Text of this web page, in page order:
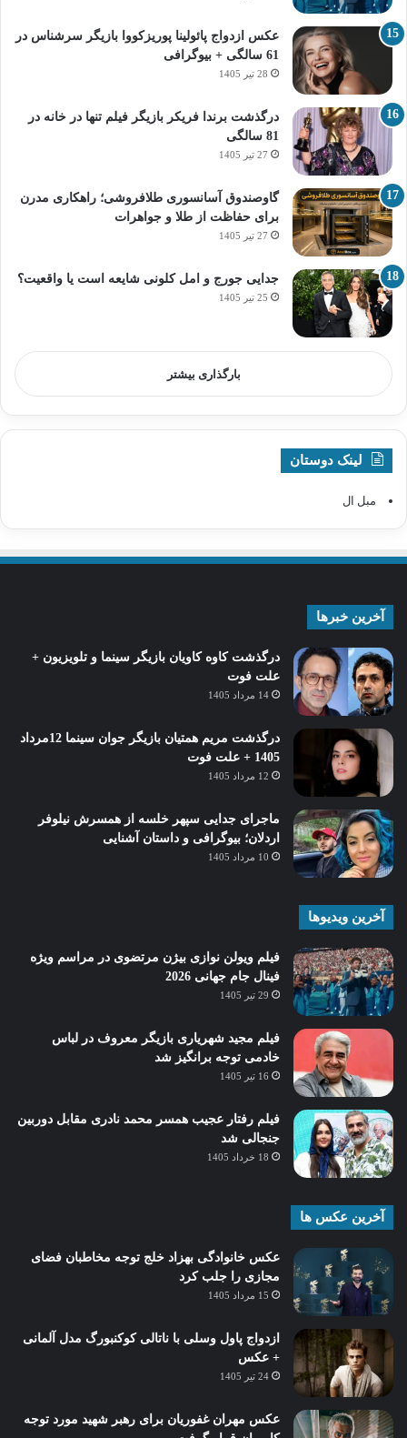
عکس ازدواج پائولینا پوریزکووا بازیگر سرشناس در
61 سالگی + بیوگرافی
28 تیر 1405
درگذشت برندا فریکر بازیگر فیلم تنها در خانه در
81 سالگی
27 تیر 1405
گاوصندوق آسانسوری طلافروشی؛ راهکاری مدرن
برای حفاظت از طلا و جواهرات
27 تیر 1405
جدایی جورج و امل کلونی شایعه است یا واقعیت؟
25 تیر 1405
بارگذاری بیشتر
لینک دوستان
مبل ال
آخرین خبرها
درگذشت کاوه کاویان بازیگر سینما و تلویزیون +
علت فوت
14 مرداد 1405
درگذشت مریم همتیان بازیگر جوان سینما 12مرداد
1405 + علت فوت
12 مرداد 1405
ماجرای جدایی سپهر خلسه از همسرش نیلوفر
اردلان؛ بیوگرافی و داستان آشنایی
10 مرداد 1405
آخرین ویدیوها
فیلم ویولن نوازی بیژن مرتضوی در مراسم ویژه
فینال جام جهانی 2026
29 تیر 1405
فیلم مجید شهریاری بازیگر معروف در لباس
خادمی توجه برانگیز شد
16 تیر 1405
فیلم رفتار عجیب همسر محمد نادری مقابل دوربین
جنجالی شد
18 خرداد 1405
آخرین عکس ها
عکس خانوادگی بهزاد خلج توجه مخاطبان فضای
مجازی را جلب کرد
15 مرداد 1405
ازدواج پاول وسلی با ناتالی کوکنبورگ مدل آلمانی
+ عکس
24 تیر 1405
عکس مهران غفوریان برای رهبر شهید مورد توجه